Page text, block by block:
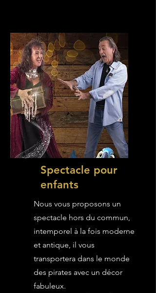
Spectacle pour
enfants
Nous vous proposons un
spectacle hors du commun,
intemporel à la fois moderne
et antique, il vous
transportera dans le monde
des pirates avec un décor
fabuleux.